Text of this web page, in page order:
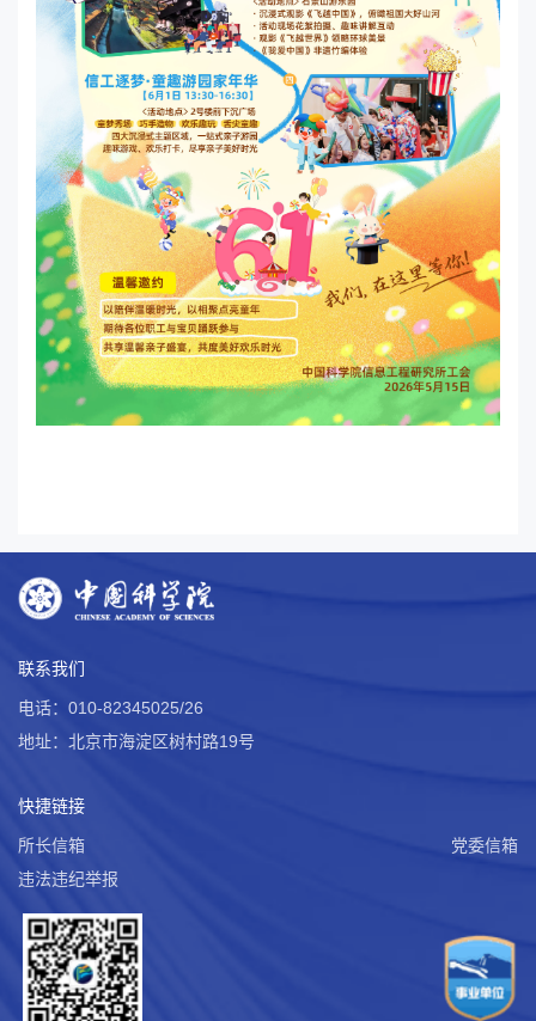
联系我们
电话：010-82345025/26
地址：北京市海淀区树村路19号
快捷链接
所长信箱
党委信箱
违法违纪举报